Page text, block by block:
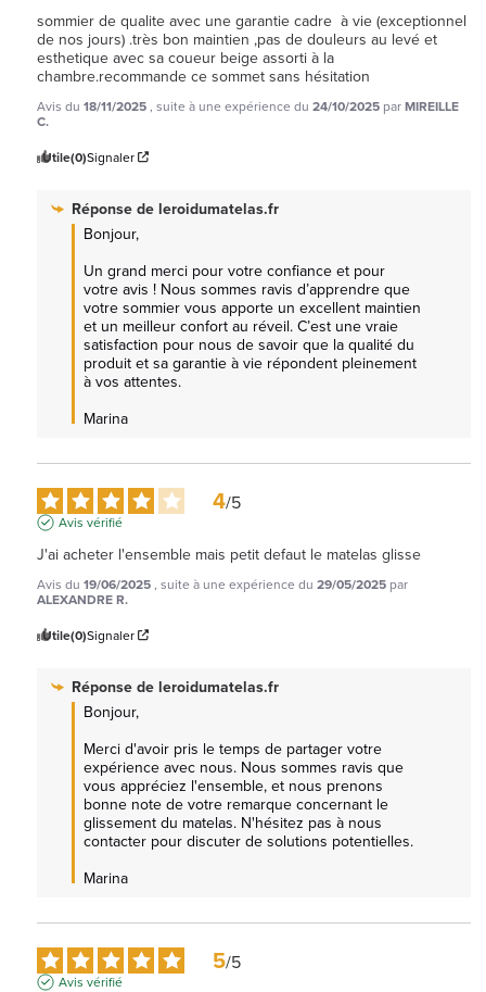
sommier de qualite avec une garantie cadre  à vie (exceptionnel
de nos jours) .très bon maintien ,pas de douleurs au levé et
esthetique avec sa coueur beige assorti à la
chambre.recommande ce sommet sans hésitation
Avis du 18/11/2025, suite à une expérience du 24/10/2025 parMIREILLE
C.
Utile(0)Signaler
Réponse de leroidumatelas.fr
Bonjour,
Un grand merci pour votre confiance et pour
votre avis ! Nous sommes ravis d’apprendre que
votre sommier vous apporte un excellent maintien
et un meilleur confort au réveil. C’est une vraie
satisfaction pour nous de savoir que la qualité du
produit et sa garantie à vie répondent pleinement
à vos attentes.
Marina
4/5
Avis vérifié
J'ai acheter l'ensemble mais petit defaut le matelas glisse
Avis du 19/06/2025, suite à une expérience du 29/05/2025 par
ALEXANDRE R.
Utile(0)Signaler
Réponse de leroidumatelas.fr
Bonjour,
Merci d'avoir pris le temps de partager votre
expérience avec nous. Nous sommes ravis que
vous appréciez l'ensemble, et nous prenons
bonne note de votre remarque concernant le
glissement du matelas. N'hésitez pas à nous
contacter pour discuter de solutions potentielles.
Marina
5/5
Avis vérifié